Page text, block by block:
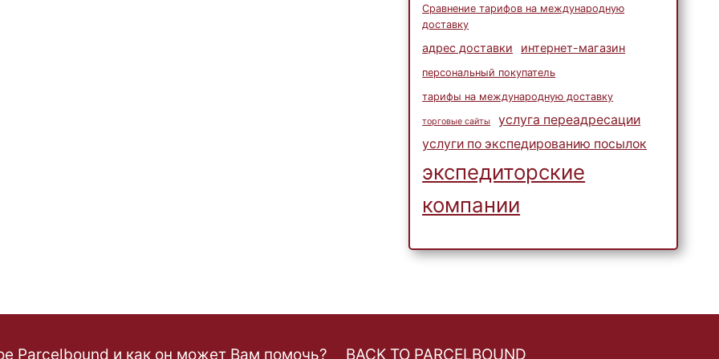
Сравнение тарифов на международную
доставку
адрес доставки интернет-магазин
персональный покупатель
тарифы на международную доставку
торговые сайты
услуга переадресации
услуги по экспедированию посылок
экспедиторские
компании
Parcelbound и как он может Вам помочь? BACK TO PARCELBOUND